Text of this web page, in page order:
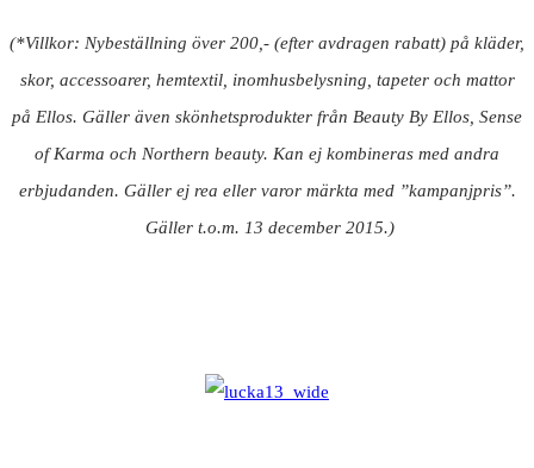
(*Villkor: Nybeställning över 200,- (efter avdragen rabatt) på kläder,
skor, accessoarer, hemtextil, inomhusbelysning, tapeter och mattor
på Ellos. Gäller även skönhetsprodukter från Beauty By Ellos, Sense
of Karma och Northern beauty. Kan ej kombineras med andra
erbjudanden. Gäller ej rea eller varor märkta med ”kampanjpris”.
Gäller t.o.m. 13 december 2015.)